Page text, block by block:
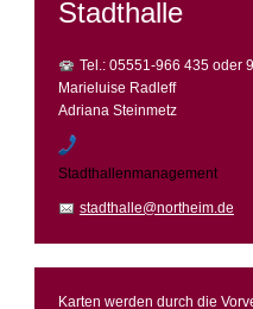
Stadthalle
Tel.: 05551-966 435 oder
Marieluise Radleff
Adriana Steinmetz
Stadthallenmanagement
stadthalle@northeim.de
Karten werden durch die